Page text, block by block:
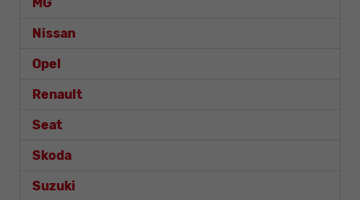
Nissan
Opel
Renault
Seat
Skoda
Suzuki